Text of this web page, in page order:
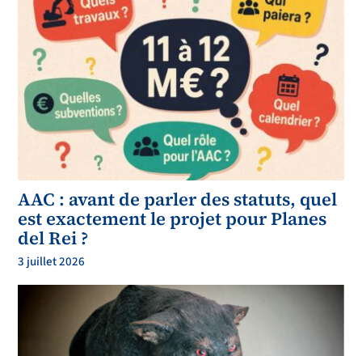
AAC : avant de parler des statuts, quel
est exactement le projet pour Planes
del Rei ?
3 juillet 2026